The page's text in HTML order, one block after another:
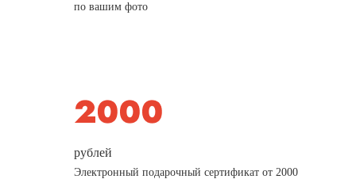
по вашим фото
рублей
Электронный подарочный сертификат от 2000